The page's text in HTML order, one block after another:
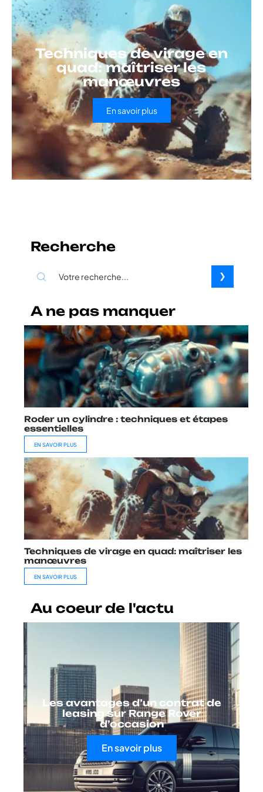
Techniques de virage en
quad: maîtriser les
manœuvres
En savoir plus
Recherche
A ne pas manquer
Roder un cylindre : techniques et étapes
essentielles
EN SAVOIR PLUS
Techniques de virage en quad: maîtriser les
manœuvres
EN SAVOIR PLUS
Au coeur de l'actu
Les avantages d’un contrat de
leasing sur Range Rover
d’occasion
En savoir plus